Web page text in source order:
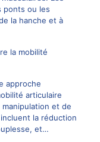
ponts ou les
la hanche et à
la mobilité
approche
articulaire
et de
la réduction
et…